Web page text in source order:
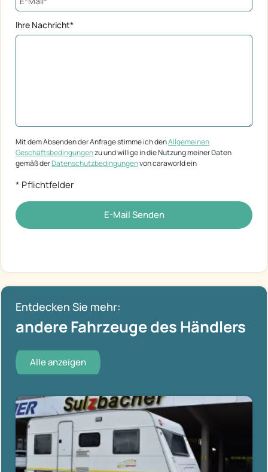
Ihre Nachricht*
Mit dem Absenden der Anfrage stimme ich denAllgemeinen
Geschäftsbedingungenzu und willige in die Nutzung meiner Daten
gemäß derDatenschutzbedingungenvon caraworld ein
* Pflichtfelder
E-Mail Senden
Entdecken Sie mehr:
andere Fahrzeuge des Händlers
Alle anzeigen